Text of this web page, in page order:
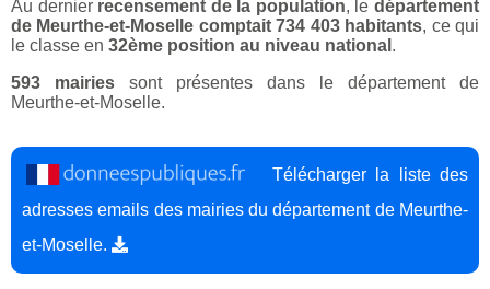
Au dernier recensement de la population, ledépartement
de Meurthe-et-Moselle comptait 734 403 habitants, ce qui
le classe en 32ème position au niveau national .
593 mairies sont présentes dans le département de
Meurthe-et-Moselle.
Télécharger la liste des
adresses emails des mairies du département de Meurthe-
et-Moselle.